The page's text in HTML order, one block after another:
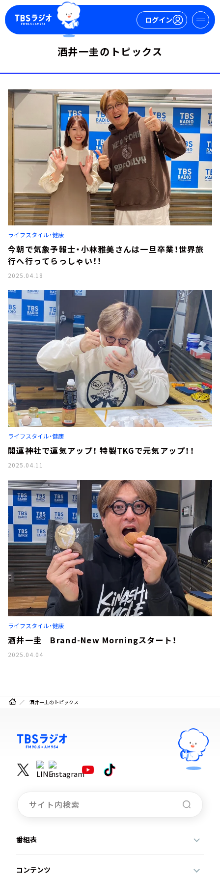
ログイン
今日の番組表
週間番組表
トピックス
TBS Podcast
お知らせ
イベント・グッズ
YouTube
会社情報
酒井一圭のトピックス
ライフスタイル・健康
今朝で気象予報士・小林雅美さんは一旦卒業！世界旅
行へ行ってらっしゃい！！
2025.04.18
ライフスタイル・健康
開運神社で運気アップ！ 特製TKGで元気アップ！！
2025.04.11
ライフスタイル・健康
酒井一圭 Brand-New Morningスタート！
2025.04.04
酒井一圭のトピックス
番組表
コンテンツ